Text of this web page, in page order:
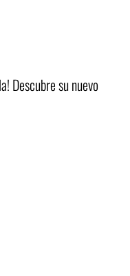
Descubre su nuevo